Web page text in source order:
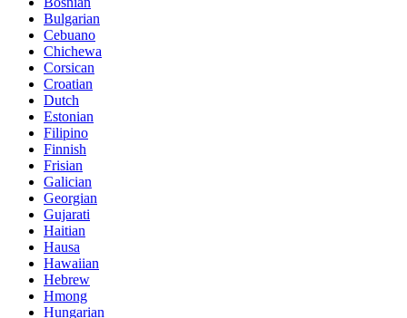
Bulgarian
Cebuano
Chichewa
Corsican
Croatian
Dutch
Estonian
Filipino
Finnish
Frisian
Galician
Georgian
Gujarati
Haitian
Hausa
Hawaiian
Hebrew
Hmong
Hungarian